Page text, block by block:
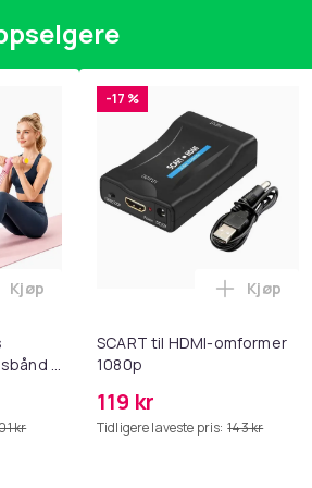
-
kr
Legg Magetrener, 6-rørs fotpedal
Kjøp
-17 %
SCART til HDMI-omformer
1080p
119 kr
Tidligere laveste pris: 143 kr
Legg
Kjøp